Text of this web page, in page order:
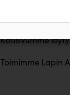
Kotisivumme
Toimimme Lapin